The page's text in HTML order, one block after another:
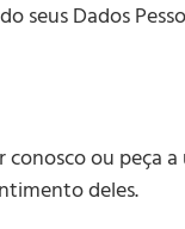
seus Dados
ou peça
deles.